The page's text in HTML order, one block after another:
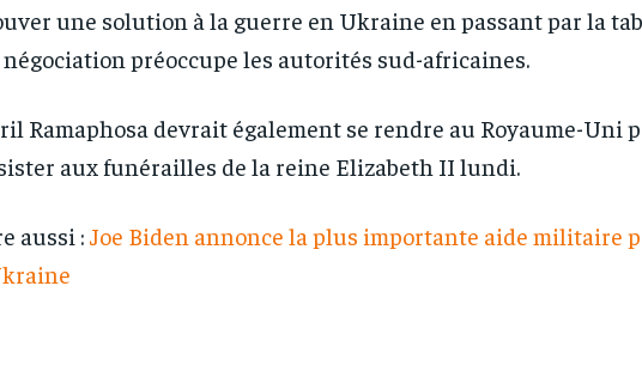
Pay now and you get access to exclusive
By agreeing to this
opt out of the
Pay now and you get access to exclusive
By agreeing to this
opt out of the
une solution à la guerre en Ukraine en passant par la
négociation préoccupe les autorités sud-africaines.
Ramaphosa devrait également se rendre au Royaume-Uni
aux funérailles de la reine Elizabeth II lundi.
aussi : Joe Biden annonce la plus importante aide militaire